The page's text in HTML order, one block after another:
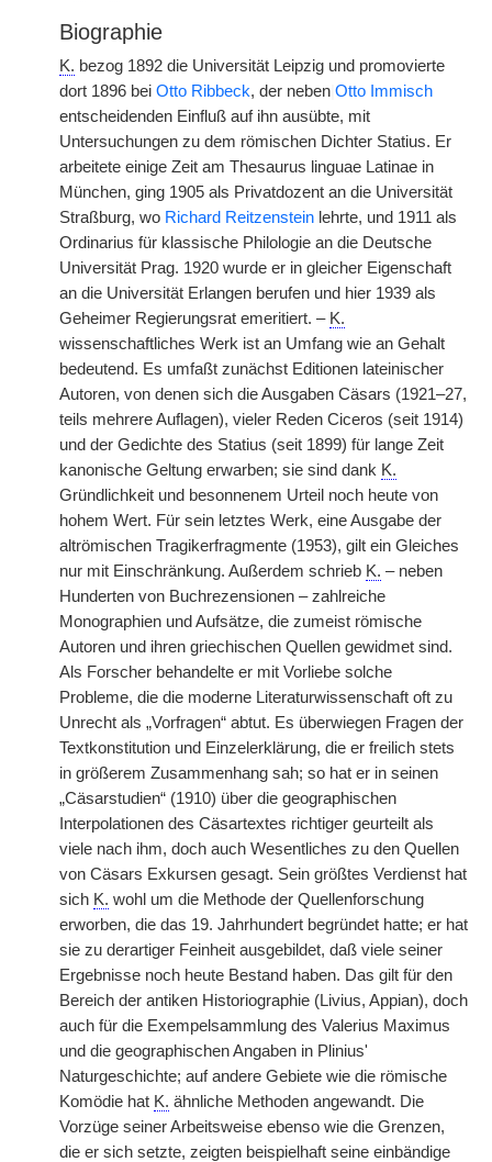
Biographie
K. bezog 1892 die Universität Leipzig und promovierte
dort 1896 bei Otto Ribbeck, der neben Otto Immisch
entscheidenden Einfluß auf ihn ausübte, mit
Untersuchungen zu dem römischen Dichter Statius. Er
arbeitete einige Zeit am Thesaurus linguae Latinae in
München, ging 1905 als Privatdozent an die Universität
Straßburg, wo Richard Reitzenstein lehrte, und 1911 als
Ordinarius für klassische Philologie an die Deutsche
Universität Prag. 1920 wurde er in gleicher Eigenschaft
an die Universität Erlangen berufen und hier 1939 als
Geheimer Regierungsrat emeritiert. – K.
wissenschaftliches Werk ist an Umfang wie an Gehalt
bedeutend. Es umfaßt zunächst Editionen lateinischer
Autoren, von denen sich die Ausgaben Cäsars (1921–27,
teils mehrere Auflagen), vieler Reden Ciceros (seit 1914)
und der Gedichte des Statius (seit 1899) für lange Zeit
kanonische Geltung erwarben; sie sind dank K.
Gründlichkeit und besonnenem Urteil noch heute von
hohem Wert. Für sein letztes Werk, eine Ausgabe der
altrömischen Tragikerfragmente (1953), gilt ein Gleiches
nur mit Einschränkung. Außerdem schrieb K. – neben
Hunderten von Buchrezensionen – zahlreiche
Monographien und Aufsätze, die zumeist römische
Autoren und ihren griechischen Quellen gewidmet sind.
Als Forscher behandelte er mit Vorliebe solche
Probleme, die die moderne Literaturwissenschaft oft zu
Unrecht als „Vorfragen“ abtut. Es überwiegen Fragen der
Textkonstitution und Einzelerklärung, die er freilich stets
in größerem Zusammenhang sah; so hat er in seinen
„Cäsarstudien“ (1910) über die geographischen
Interpolationen des Cäsartextes richtiger geurteilt als
viele nach ihm, doch auch Wesentliches zu den Quellen
von Cäsars Exkursen gesagt. Sein größtes Verdienst hat
sich K. wohl um die Methode der Quellenforschung
erworben, die das 19. Jahrhundert begründet hatte; er hat
sie zu derartiger Feinheit ausgebildet, daß viele seiner
Ergebnisse noch heute Bestand haben. Das gilt für den
Bereich der antiken Historiographie (Livius, Appian), doch
auch für die Exempelsammlung des Valerius Maximus
und die geographischen Angaben in Plinius'
Naturgeschichte; auf andere Gebiete wie die römische
Komödie hat K. ähnliche Methoden angewandt. Die
Vorzüge seiner Arbeitsweise ebenso wie die Grenzen,
die er sich setzte, zeigten beispielhaft seine einbändige